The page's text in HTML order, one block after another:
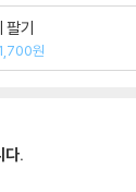
팔기
원
다.